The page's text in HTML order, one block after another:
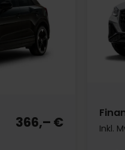
366,– € Inkl.